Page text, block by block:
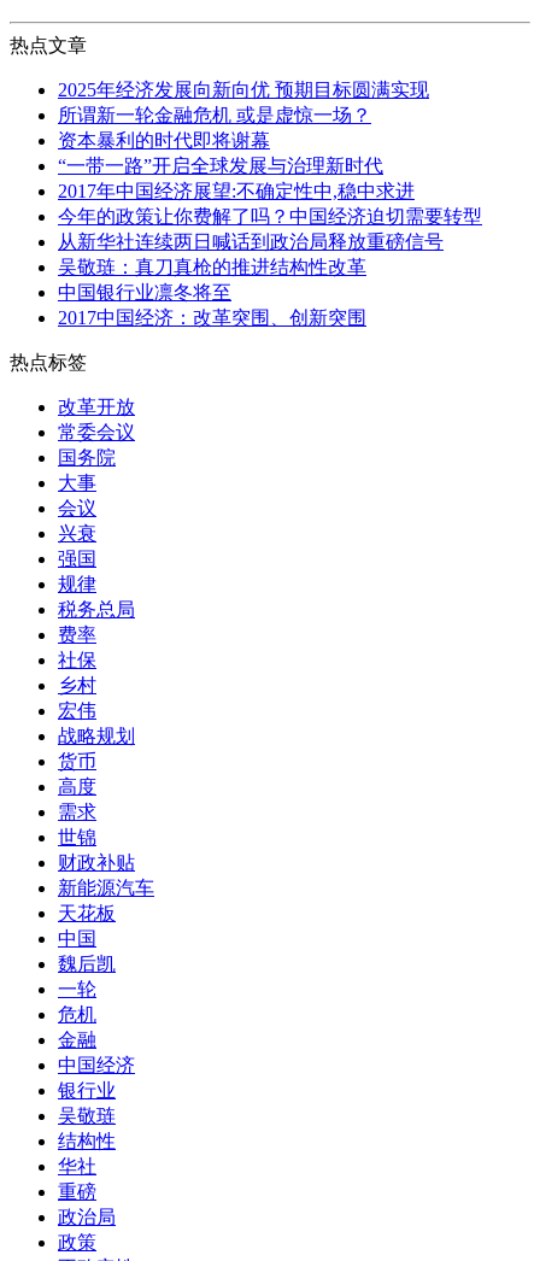
热点文章
2025年经济发展向新向优 预期目标圆满实现
所谓新一轮金融危机 或是虚惊一场？
资本暴利的时代即将谢幕
“一带一路”开启全球发展与治理新时代
2017年中国经济展望:不确定性中,稳中求进
今年的政策让你费解了吗？中国经济迫切需要转型
从新华社连续两日喊话到政治局释放重磅信号
吴敬琏：真刀真枪的推进结构性改革
中国银行业凛冬将至
2017中国经济：改革突围、创新突围
热点标签
改革开放
常委会议
国务院
大事
会议
兴衰
强国
规律
税务总局
费率
社保
乡村
宏伟
战略规划
货币
高度
需求
世锦
财政补贴
新能源汽车
天花板
中国
魏后凯
一轮
危机
金融
中国经济
银行业
吴敬琏
结构性
华社
重磅
政治局
政策